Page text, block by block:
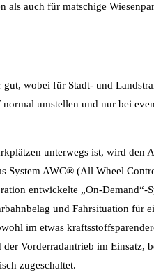
auch für matschige
gut, wobei für Stadt- und
umstellen und nur bei
unterwegs ist, wird den
System AWC® (All Wheel
entwickelte „On-Demand“-
und Fahrsituation für
im etwas
Vorderradantrieb im Einsatz,
zugeschaltet.